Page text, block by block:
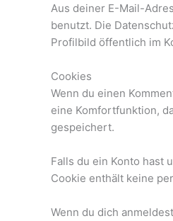
Aus deiner E-Mail-
benutzt. Die
Profilbild öffentlich im
Cookies
Wenn du einen
eine Komfortfunktion,
gespeichert.
Falls du ein Konto hast
Cookie enthält keine
Wenn du dich